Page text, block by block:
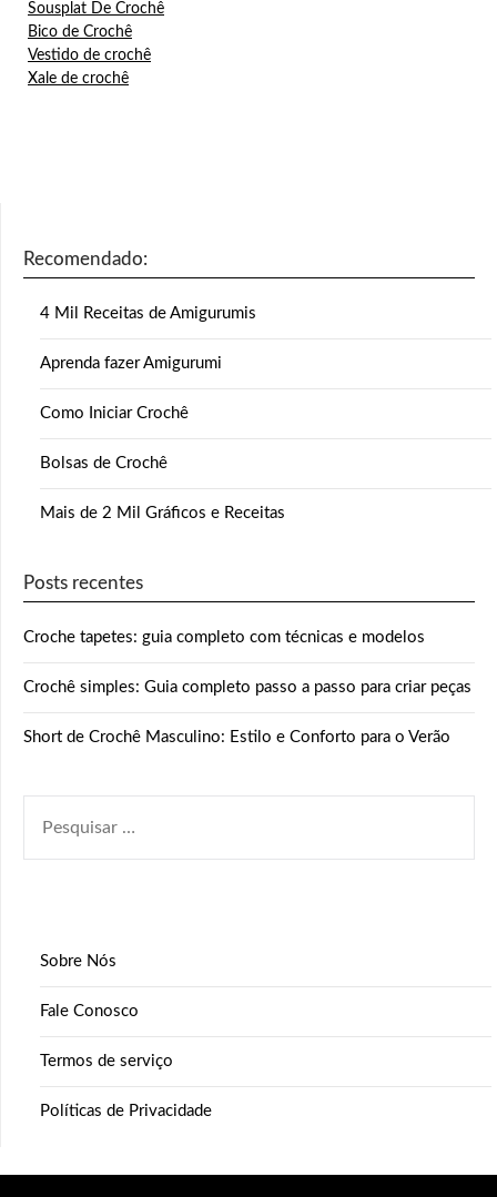
Sousplat De Crochê
Bico de Crochê
Vestido de crochê
Xale de crochê
Recomendado:
4 Mil Receitas de Amigurumis
Aprenda fazer Amigurumi
Como Iniciar Crochê
Bolsas de Crochê
Mais de 2 Mil Gráficos e Receitas
Posts recentes
Croche tapetes: guia completo com técnicas e modelos
Crochê simples: Guia completo passo a passo para criar peças
Short de Crochê Masculino: Estilo e Conforto para o Verão
POR:
Sobre Nós
Fale Conosco
Termos de serviço
Políticas de Privacidade